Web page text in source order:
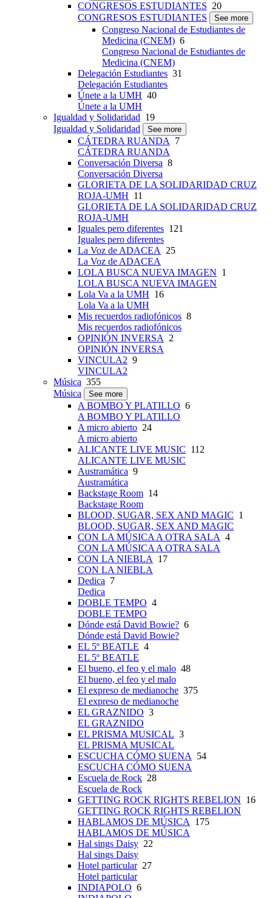
CONGRESOS ESTUDIANTES 20
CONGRESOS ESTUDIANTES
See more
Congreso Nacional de Estudiantes de
Medicina (CNEM) 6
Congreso Nacional de Estudiantes de
Medicina (CNEM)
Delegación Estudiantes 31
Delegación Estudiantes
Únete a la UMH 40
Únete a la UMH
Igualdad y Solidaridad 19
Igualdad y Solidaridad
See more
CÁTEDRA RUANDA
7
CÁTEDRA RUANDA
Conversación Diversa 8
Conversación Diversa
GLORIETA DE LA SOLIDARIDAD CRUZ
ROJA-UMH 11
GLORIETA DE LA SOLIDARIDAD CRUZ
ROJA-UMH
Iguales pero diferentes 121
Iguales pero diferentes
La Voz de ADACEA
25
La Voz de ADACEA
LOLA BUSCA NUEVA IMAGEN 1
LOLA BUSCA NUEVA IMAGEN
Lola Va a la UMH 16
Lola Va a la UMH
Mis recuerdos radiofónicos 8
Mis recuerdos radiofónicos
OPINIÓN INVERSA
2
OPINIÓN INVERSA
VINCULA2 9
VINCULA2
Música 355
Música
See more
A BOMBO Y PLATILLO 6
A BOMBO Y PLATILLO
A micro abierto 24
A micro abierto
ALICANTE LIVE MUSIC 112
ALICANTE LIVE MUSIC
Austramática 9
Austramática
Backstage Room 14
Backstage Room
BLOOD, SUGAR, SEX AND MAGIC 1
BLOOD, SUGAR, SEX AND MAGIC
CON LA MÚSICA A OTRA SALA 4
CON LA MÚSICA A OTRA SALA
CON LA NIEBLA
17
CON LA NIEBLA
Dedica 7
Dedica
DOBLE TEMPO 4
DOBLE TEMPO
Dónde está David Bowie? 6
Dónde está David Bowie?
EL 5º BEATLE 4
EL 5º BEATLE
El bueno, el feo y el malo 48
El bueno, el feo y el malo
El expreso de medianoche 375
El expreso de medianoche
EL GRAZNIDO 3
EL GRAZNIDO
EL PRISMA MUSICAL 3
EL PRISMA MUSICAL
ESCUCHA CÓMO SUENA
54
ESCUCHA CÓMO SUENA
Escuela de Rock 28
Escuela de Rock
GETTING ROCK RIGHTS REBELION 16
GETTING ROCK RIGHTS REBELION
HABLAMOS DE MÚSICA
175
HABLAMOS DE MÚSICA
Hal sings Daisy 22
Hal sings Daisy
Hotel particular27
Hotel particular
INDIAPOLO 6